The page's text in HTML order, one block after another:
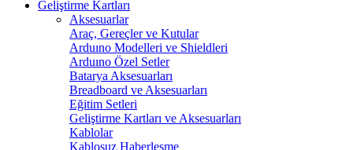
Geliştirme Kartları
Aksesuarlar
Araç, Gereçler ve Kutular
Arduıno Modelleri ve Shieldleri
Arduıno Özel Setler
Batarya Aksesuarları
Breadboard ve Aksesuarları
Eğitim Setleri
Geliştirme Kartları ve Aksesuarları
Kablolar
Kablosuz Haberleşme